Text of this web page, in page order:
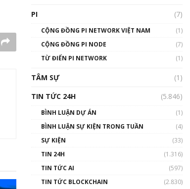
01:32:59
Talkshow17: Mùa đông
Crypto – Chiếc khăn gió ấm
01:49:30
Talkshow 14: MemeCoin –
PI (7)
CỘNG ĐỒNG PI NETWORK VIỆT NAM
(1)
CỘNG ĐỒNG PI NODE
(7)
TỪ ĐIỂN PI NETWORK
(1)
TÂM SỰ
(1)
TIN TỨC 24H
(5.846)
BÌNH LUẬN DỰ ÁN
(1)
BÌNH LUẬN SỰ KIỆN TRONG TUẦN
(4)
SỰ KIỆN
(33)
TIN 24H
(1.316)
TIN TỨC AI
(597)
TIN TỨC BLOCKCHAIN
(2.830)